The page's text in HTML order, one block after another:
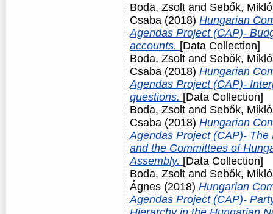
Boda, Zsolt and Sebők,
Csaba (2018)Hungarian
Agendas Project (CAP)-
accounts. [Data Collection]
Boda, Zsolt and Sebők,
Csaba (2018)Hungarian
Agendas Project (CAP)-
questions. [Data Collection]
Boda, Zsolt and Sebők,
Csaba (2018)Hungarian
Agendas Project (CAP)- The
and the Committees of
Assembly. [Data Collection]
Boda, Zsolt and Sebők,
Ágnes (2018)Hungarian
Agendas Project (CAP)-